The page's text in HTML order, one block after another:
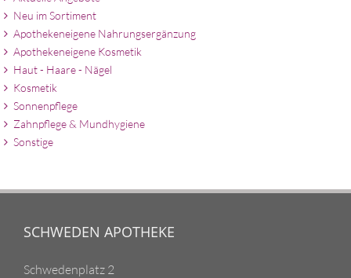
Neu im Sortiment
Apothekeneigene Nahrungsergänzung
Apothekeneigene Kosmetik
Haut - Haare - Nägel
Kosmetik
Sonnenpflege
Zahnpflege & Mundhygiene
Sonstige
SCHWEDEN APOTHEKE
Schwedenplatz 2